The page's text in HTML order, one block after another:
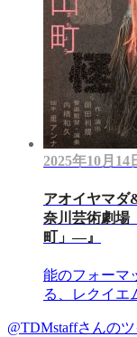
2025年10月14
アオイヤマ
奈川芸術劇場
町」―』
能のフォーマ
る、レクイエ
@TDMstaffさんのツ